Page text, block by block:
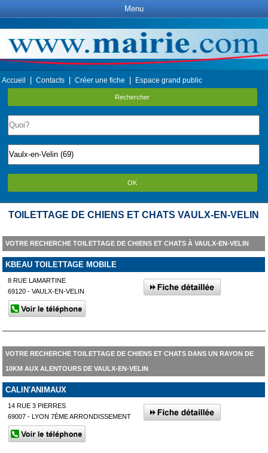
Menu
Accueil Contacts Créer une fiche Espace grand public
Rechercher
OK
TOILETTAGE DE CHIENS ET CHATS VAULX-EN-VELIN
VOTRE RECHERCHE TOILETTAGE DE CHIENS ET CHATS À VAULX-EN-VELIN
KBEAU TOILETTAGE MOBILE
8 RUE LAMARTINE
69120 - VAULX-EN-VELIN
VOTRE RECHERCHE TOILETTAGE DE CHIENS ET CHATS DANS UN RAYON DE
10KM AUX ALENTOURS DE VAULX-EN-VELIN
CALIN'ANIMAUX
14 RUE 3 PIERRES
69007 - LYON 7ÈME ARRONDISSEMENT